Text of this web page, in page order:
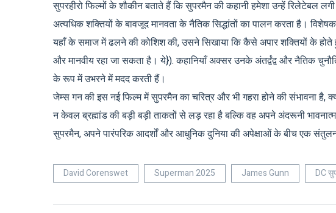
सुपरहीरो फिल्मों के शौकीन बताते हैं कि सुपरमैन की कहानी हमेशा उन्हें रिलेटेबल
अत्यधिक शक्तियों के बावजूद मानवता के नैतिक सिद्धांतों का पालन करता है।
यहाँ के समाज में ढलने की कोशिश की, उसने सिखाया कि कैसे अपार शक्तियों के
और मानवीय रहा जा सकता है। ये}). कहानियाँ अक्सर उनके अंतर्द्वंद्व और नैतिक
के रूप में उभरने में मदद करती हैं।
जेम्स गन की इस नई फिल्म में सुपरमैन का चरित्र और भी गहरा होने की संभावना है,
न केवल ब्रह्मांड की बड़ी बड़ी ताकतों से लड़ रहा है बल्कि वह अपने अंदरूनी
सुपरमैन, अपने पारंपरिक आदर्शों और आधुनिक दुनिया की अपेक्षाओं के बीच एक
David Corenswet Superman 2025 James Gunn DC